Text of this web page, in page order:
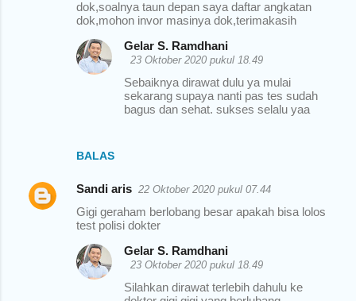
dok,soalnya taun depan saya daftar angkatan
dok,mohon invor masinya dok,terimakasih
BALAS
Gelar S. Ramdhani
23 Oktober 2020 pukul 18.49
Sebaiknya dirawat dulu ya mulai
sekarang supaya nanti pas tes sudah
bagus dan sehat. sukses selalu yaa
Sandi aris 22 Oktober 2020 pukul 07.44
Gigi geraham berlobang besar apakah bisa lolos
test polisi dokter
Gelar S. Ramdhani
23 Oktober 2020 pukul 18.49
Silahkan dirawat terlebih dahulu ke